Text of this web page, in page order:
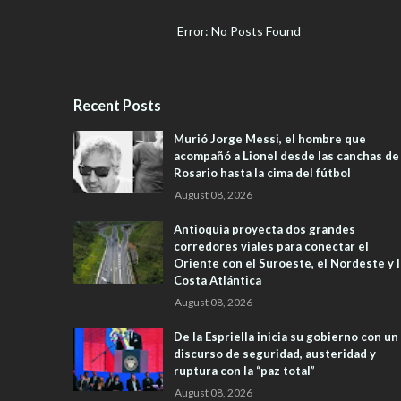
Error: No Posts Found
Recent Posts
Murió Jorge Messi, el hombre que
acompañó a Lionel desde las canchas de
Rosario hasta la cima del fútbol
August 08, 2026
Antioquia proyecta dos grandes
corredores viales para conectar el
Oriente con el Suroeste, el Nordeste y
Costa Atlántica
August 08, 2026
De la Espriella inicia su gobierno con un
discurso de seguridad, austeridad y
ruptura con la “paz total”
August 08, 2026